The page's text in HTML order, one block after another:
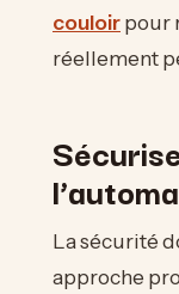
couloirpour
réellement
La sécurité
approche